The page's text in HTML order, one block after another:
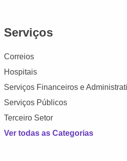
Serviços
Correios
Hospitais
Serviços Financeiros e
Serviços Públicos
Terceiro Setor
Ver todas as Categorias